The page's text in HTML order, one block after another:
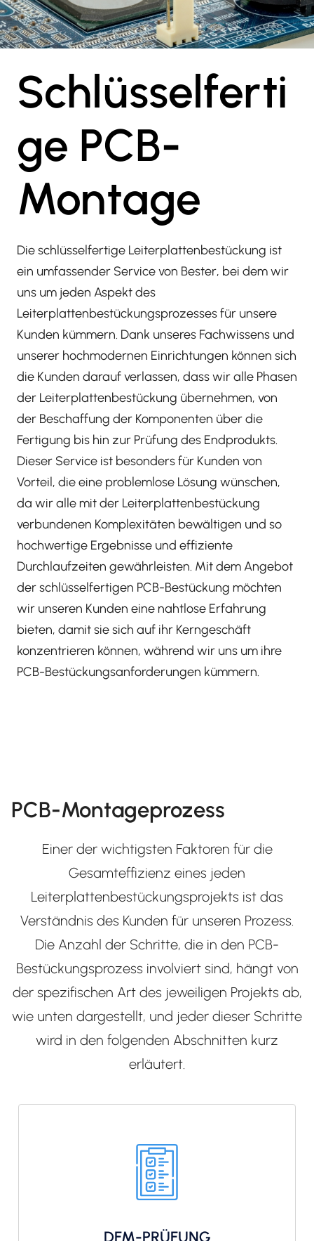
Schlüsselferti
ge PCB-
Montage
Die schlüsselfertige Leiterplattenbestückung ist
ein umfassender Service von Bester, bei dem wir
uns um jeden Aspekt des
Leiterplattenbestückungsprozesses für unsere
Kunden kümmern. Dank unseres Fachwissens und
unserer hochmodernen Einrichtungen können sich
die Kunden darauf verlassen, dass wir alle Phasen
der Leiterplattenbestückung übernehmen, von
der Beschaffung der Komponenten über die
Fertigung bis hin zur Prüfung des Endprodukts.
Dieser Service ist besonders für Kunden von
Vorteil, die eine problemlose Lösung wünschen,
da wir alle mit der Leiterplattenbestückung
verbundenen Komplexitäten bewältigen und so
hochwertige Ergebnisse und effiziente
Durchlaufzeiten gewährleisten. Mit dem Angebot
der schlüsselfertigen PCB-Bestückung möchten
wir unseren Kunden eine nahtlose Erfahrung
bieten, damit sie sich auf ihr Kerngeschäft
konzentrieren können, während wir uns um ihre
PCB-Bestückungsanforderungen kümmern.
PCB-Montageprozess
Einer der wichtigsten Faktoren für die
Gesamteffizienz eines jeden
Leiterplattenbestückungsprojekts ist das
Verständnis des Kunden für unseren Prozess.
Die Anzahl der Schritte, die in den PCB-
Bestückungsprozess involviert sind, hängt von
der spezifischen Art des jeweiligen Projekts ab,
wie unten dargestellt, und jeder dieser Schritte
wird in den folgenden Abschnitten kurz
erläutert.
DFM-PRÜFUNG